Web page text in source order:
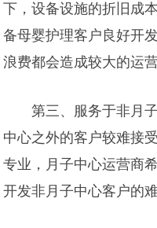
下，设备设施的折旧成
备母婴护理客户良好开
浪费都会造成较大的运营
第三、服务于非月
中心之外的客户较难接
专业，月子中心运营商
开发非月子中心客户的难